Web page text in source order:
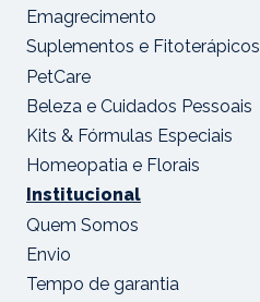
Emagrecimento
Suplementos e Fitoterápicos
PetCare
Beleza e Cuidados Pessoais
Kits & Fórmulas Especiais
Homeopatia e Florais
Institucional
Quem Somos
Envio
Tempo de garantia